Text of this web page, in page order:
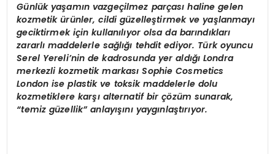
Günlük yaşamın vazgeçilmez parçası haline gelen
kozmetik ürünler, cildi güzelleştirmek ve yaşlanmayı
geciktirmek için kullanılıyor olsa da barındıkları
zararlı maddelerle sağlığı tehdit ediyor. Türk oyuncu
Serel Yereli’nin de kadrosunda yer aldığı Londra
merkezli kozmetik markası Sophie Cosmetics
London ise plastik ve toksik maddelerle dolu
kozmetiklere karşı alternatif bir çözüm sunarak,
“temiz güzellik” anlayışını yaygınlaştırıyor.